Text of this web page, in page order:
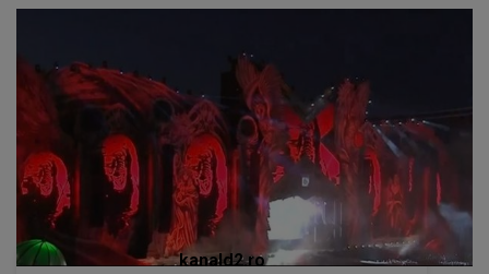
kanald2.ro